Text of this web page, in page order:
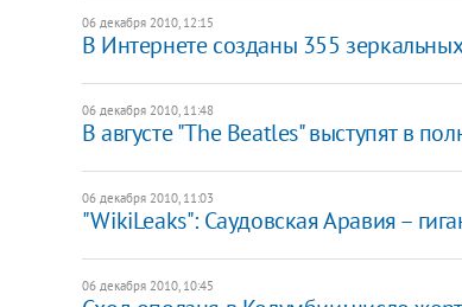
06 декабря 2010, 12:15
В Интернете созданы 355
06 декабря 2010, 11:48
В августе "The Beatles" выступят в
06 декабря 2010, 11:03
"WikiLeaks": Саудовская Аравия –
06 декабря 2010, 10:45